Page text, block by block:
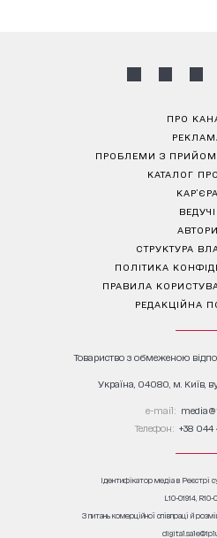
ПРО
ПРОБЛЕМИ З
КАТАЛОГ
КАР’ЄРА
ВЕДУЧІ
АВТОРИ
СТРУКТУРА
ПОЛІТИКА
ПРАВИЛА
РЕДАКЦІЙНА
Товариство з обмеженою
Україна, 04080, м. Київ,
е-mail:
Телефон: +38 044
Ідентифікатор медіа в Реєстрі
L10-01914, R10-
З питань комерційної співпраці й